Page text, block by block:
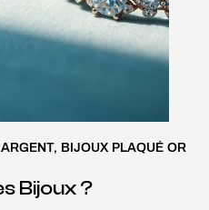
, BIJOUX PLAQUÉ OR
Bijoux ?